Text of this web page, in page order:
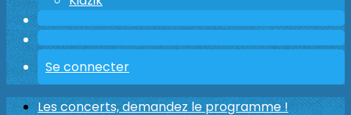
Se connecter
Les concerts, demandez le programme !